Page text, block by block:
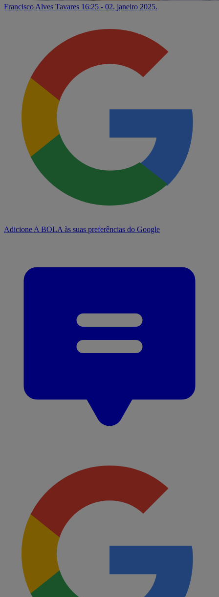
Francisco Alves Tavares 16:25 - 02. janeiro 2025.
Adicione A BOLA às suas preferências do Google